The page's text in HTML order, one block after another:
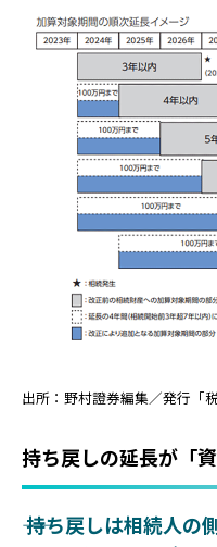
出所：野村證券編集／発行「
持ち戻しの延長が「
―― 持ち戻しは相続人